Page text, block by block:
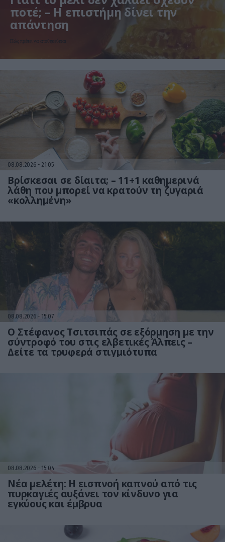
ποτέ; – Η επιστήμη δίνει την
απάντηση
Πώς πρέπει να αποθηκεύεται
08.08.2026 21:05
Βρίσκεσαι σε δίαιτα; – 11+1 καθημερινά
λάθη που μπορεί να κρατούν τη ζυγαριά
«κολλημένη»
08.08.2026 15:07
Ο Στέφανος Τσιτσιπάς σε εξόρμηση με την
σύντροφό του στις ελβετικές Άλπεις –
Δείτε τα τρυφερά στιγμιότυπα
08.08.2026 15:04
Νέα μελέτη: Η εισπνοή καπνού από τις
πυρκαγιές αυξάνει τον κίνδυνο για
εγκύους και έμβρυα